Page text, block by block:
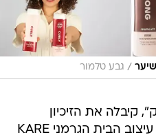
/ גבע טלמור
קיבלה את הזיכיון
הבלעדי בישראל של מותג עיצוב הבית הגרמני KARE